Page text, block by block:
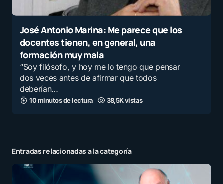
José Antonio Marina: Me parece que los
docentes tienen, en general, una
formación muy mala
“Soy filósofo, y hoy me lo tengo que pensar
dos veces antes de afirmar que todos
deberían…
10 minutos de lectura 38,5K vistas
Entradas relacionadas a la categoría